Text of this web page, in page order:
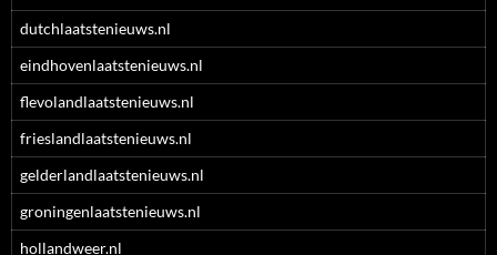
dutchlaatstenieuws.nl
eindhovenlaatstenieuws.nl
flevolandlaatstenieuws.nl
frieslandlaatstenieuws.nl
gelderlandlaatstenieuws.nl
groningenlaatstenieuws.nl
hollandweer.nl